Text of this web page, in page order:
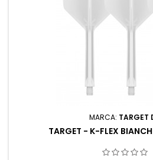
MARCA: TARGET
TARGET - K-FLEX